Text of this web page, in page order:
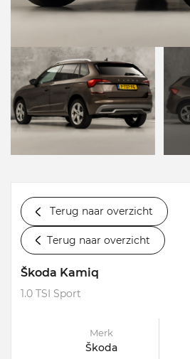
Terug naar overzicht
Terug naar overzicht
Škoda Kamiq
1.0 TSI Sport
Merk
Škoda